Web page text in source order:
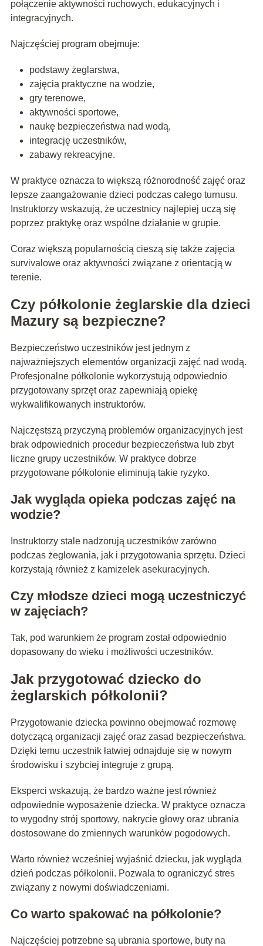
połączenie aktywności ruchowych, edukacyjnych i
integracyjnych.
Najczęściej program obejmuje:
podstawy żeglarstwa,
zajęcia praktyczne na wodzie,
gry terenowe,
aktywności sportowe,
naukę bezpieczeństwa nad wodą,
integrację uczestników,
zabawy rekreacyjne.
W praktyce oznacza to większą różnorodność zajęć oraz
lepsze zaangażowanie dzieci podczas całego turnusu.
Instruktorzy wskazują, że uczestnicy najlepiej uczą się
poprzez praktykę oraz wspólne działanie w grupie.
Coraz większą popularnością cieszą się także zajęcia
survivalowe oraz aktywności związane z orientacją w
terenie.
Czy półkolonie żeglarskie dla dzieci
Mazury są bezpieczne?
Bezpieczeństwo uczestników jest jednym z
najważniejszych elementów organizacji zajęć nad wodą.
Profesjonalne półkolonie wykorzystują odpowiednio
przygotowany sprzęt oraz zapewniają opiekę
wykwalifikowanych instruktorów.
Najczęstszą przyczyną problemów organizacyjnych jest
brak odpowiednich procedur bezpieczeństwa lub zbyt
liczne grupy uczestników. W praktyce dobrze
przygotowane półkolonie eliminują takie ryzyko.
Jak wygląda opieka podczas zajęć na
wodzie?
Instruktorzy stale nadzorują uczestników zarówno
podczas żeglowania, jak i przygotowania sprzętu. Dzieci
korzystają również z kamizelek asekuracyjnych.
Czy młodsze dzieci mogą uczestniczyć
w zajęciach?
Tak, pod warunkiem że program został odpowiednio
dopasowany do wieku i możliwości uczestników.
Jak przygotować dziecko do
żeglarskich półkolonii?
Przygotowanie dziecka powinno obejmować rozmowę
dotyczącą organizacji zajęć oraz zasad bezpieczeństwa.
Dzięki temu uczestnik łatwiej odnajduje się w nowym
środowisku i szybciej integruje z grupą.
Eksperci wskazują, że bardzo ważne jest również
odpowiednie wyposażenie dziecka. W praktyce oznacza
to wygodny strój sportowy, nakrycie głowy oraz ubrania
dostosowane do zmiennych warunków pogodowych.
Warto również wcześniej wyjaśnić dziecku, jak wygląda
dzień podczas półkolonii. Pozwala to ograniczyć stres
związany z nowymi doświadczeniami.
Co warto spakować na półkolonie?
Najczęściej potrzebne są ubrania sportowe, buty na